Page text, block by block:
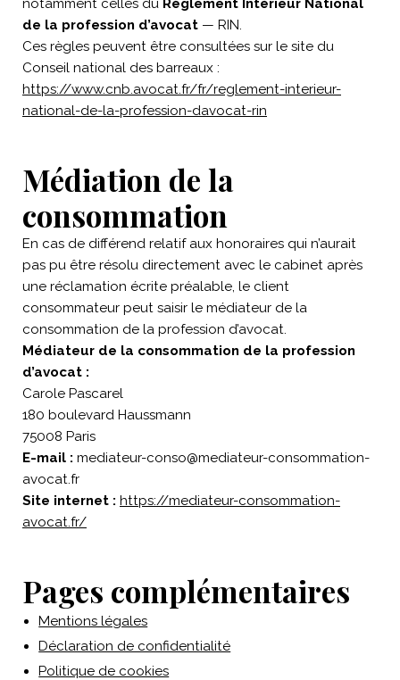
notamment celles du Règlement Intérieur National
de la profession d’avocat — RIN.
Ces règles peuvent être consultées sur le site du
Conseil national des barreaux :
https://www.cnb.avocat.fr/fr/reglement-interieur-
national-de-la-profession-davocat-rin
Médiation de la
consommation
En cas de différend relatif aux honoraires qui n’aurait
pas pu être résolu directement avec le cabinet après
une réclamation écrite préalable, le client
consommateur peut saisir le médiateur de la
consommation de la profession d’avocat.
Médiateur de la consommation de la profession
d’avocat :
Carole Pascarel
180 boulevard Haussmann
75008 Paris
E-mail : mediateur-conso@mediateur-consommation-
avocat.fr
Site internet : https://mediateur-consommation-
avocat.fr/
Pages complémentaires
Mentions légales
Déclaration de confidentialité
Politique de cookies